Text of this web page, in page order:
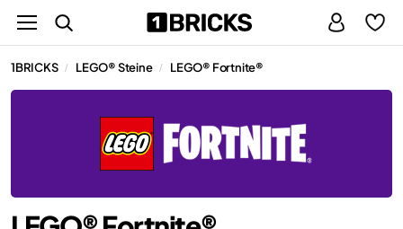
1BRICKS / LEGO® Steine / LEGO® Fortnite®